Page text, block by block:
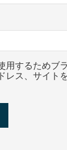
用するためブ
レス、サイト